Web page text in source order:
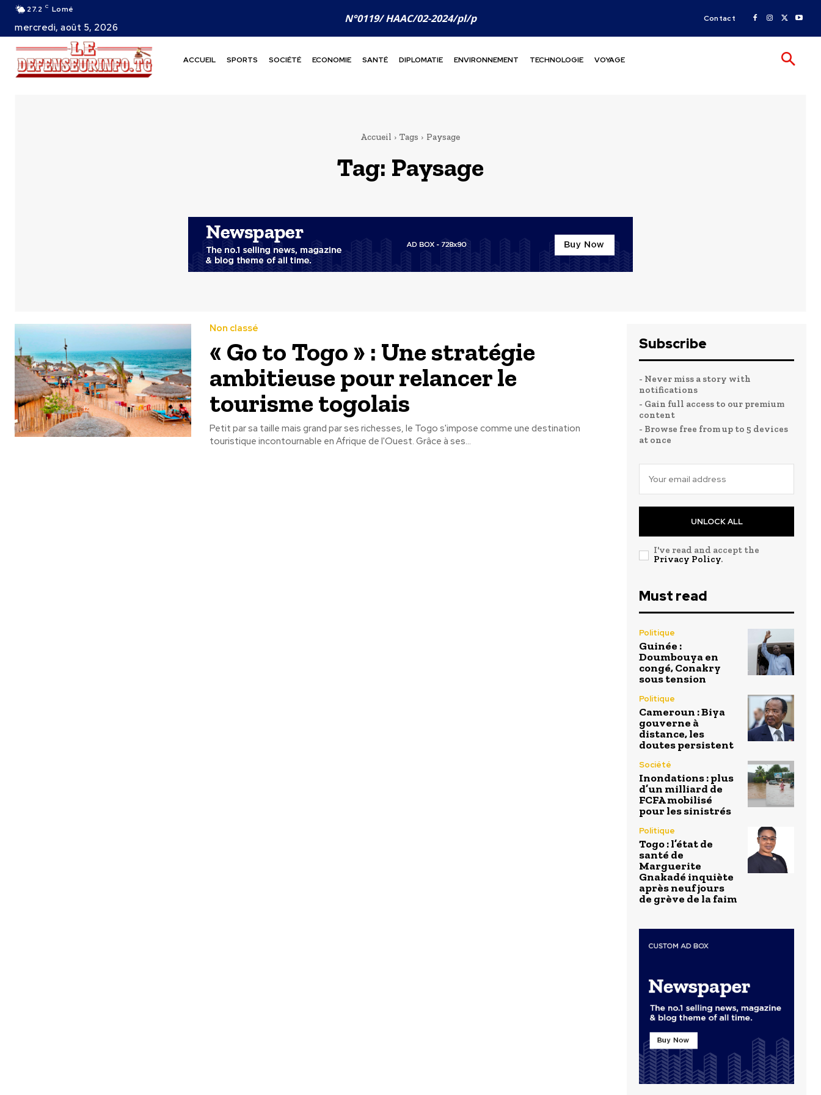
27.2 C Lomé
mercredi, août 5, 2026
N°0119/ HAAC/02-2024/pl/p Contact
ACCUEIL SPORTS SOCIÉTÉ ECONOMIE SANTÉ DIPLOMATIE ENVIRONNEMENT TECHNOLOGIE VOYAGE
Accueil Tags Paysage
Tag: Paysage
Non classé
« Go to Togo » : Une stratégie
ambitieuse pour relancer le
tourisme togolais
Petit par sa taille mais grand par ses richesses, le Togo s'impose comme une destination
touristique incontournable en Afrique de l'Ouest. Grâce à ses...
Subscribe
- Never miss a story with
notifications
- Gain full access to our premium
content
- Browse free from up to 5 devices
at once
UNLOCK ALL
I've read and accept the
Privacy Policy.
Must read
Politique
Guinée :
Doumbouya en
congé, Conakry
sous tension
Politique
Cameroun : Biya
gouverne à
distance, les
doutes persistent
Société
Inondations : plus
d’un milliard de
FCFA mobilisé
pour les sinistrés
Politique
Togo : l’état de
santé de
Marguerite
Gnakadé inquiète
après neuf jours
de grève de la faim